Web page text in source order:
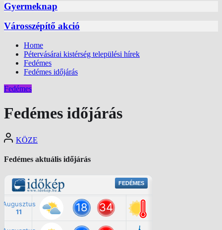
Gyermeknap
Városszépítő akció
Home
Pétervásárai kistérség települési hírek
Fedémes
Fedémes időjárás
Fedémes
Fedémes időjárás
KÖZE
Fedémes aktuális időjárás